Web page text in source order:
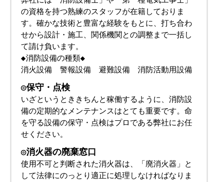
の資格を持つ熟練のスタッフが在籍しておりま
す。確かな技術と豊富な経験をもとに、打ち合わ
せから設計・施工、関係機関との調整まで一括し
て請け負います。
◆消防設備の種類◆
消火設備 警報設備 避難設備 消防活動用設備
◎保守・点検
いざというとききちんと稼働するように、消防設
備の定期的なメンテナンスはとても重要です。命
を守る設備の保守・点検はプロである弊社にお任
せください。
◎消火器の廃棄窓口
使用不可と判断された消火器は、「廃消火器」と
して法律にのっとり適正に処理しなければなりま